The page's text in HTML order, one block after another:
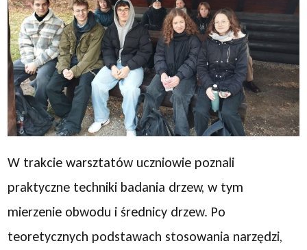
W trakcie warsztatów uczniowie poznali
praktyczne techniki badania drzew, w tym
mierzenie obwodu i średnicy drzew. Po
teoretycznych podstawach stosowania narzędzi,